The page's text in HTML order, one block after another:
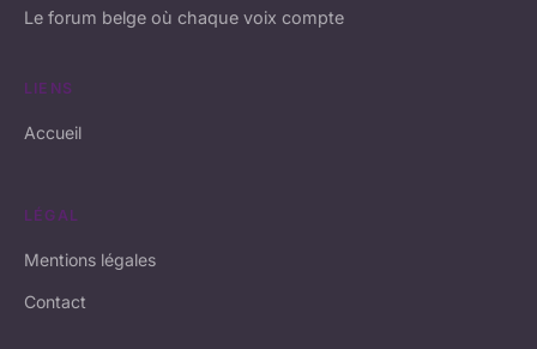
Le forum belge où chaque voix compte
LIENS
Accueil
LÉGAL
Mentions légales
Contact